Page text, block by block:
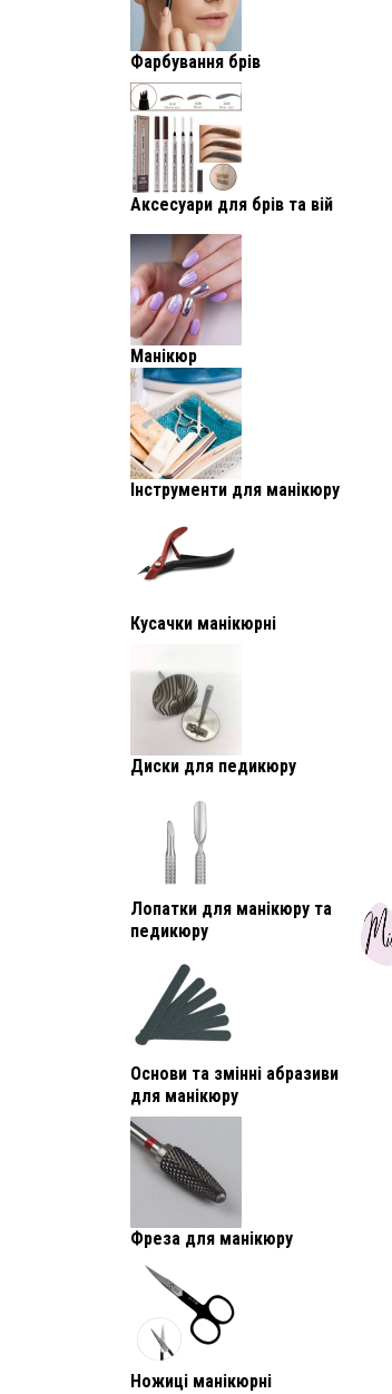
Фарбування брів
Аксесуари для брів та вій
Манікюр
Інструменти для манікюру
Кусачки манікюрні
Диски для педикюру
Лопатки для манікюру та
педикюру
Основи та змінні абразиви
для манікюру
Фреза для манікюру
Ножиці манікюрні